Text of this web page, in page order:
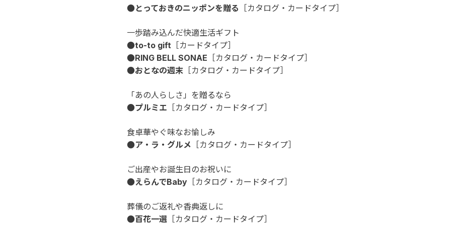
●とっておきのニッポンを贈る ［カタログ・カードタイプ］
一歩踏み込んだ快適生活ギフト
●to-to gift ［カードタイプ］
●RING BELL SONAE ［カタログ・カードタイプ］
●おとなの週末 ［カタログ・カードタイプ］
「あの人らしさ」を贈るなら
●プルミエ ［カタログ・カードタイプ］
食卓華やぐ味なお愉しみ
●ア・ラ・グルメ ［カタログ・カードタイプ］
ご出産やお誕生日のお祝いに
●えらんでBaby ［カタログ・カードタイプ］
葬儀のご返礼や香典返しに
●百花一選 ［カタログ・カードタイプ］